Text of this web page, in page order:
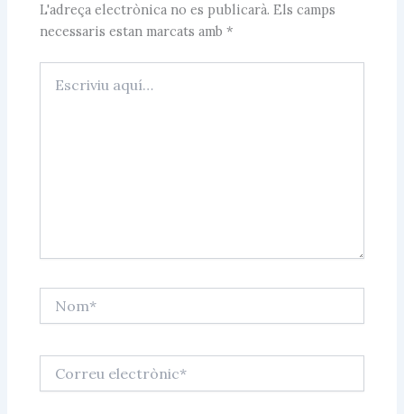
L'adreça electrònica no es publicarà. Els camps
necessaris estan marcats amb*
aquí…
electrònic*